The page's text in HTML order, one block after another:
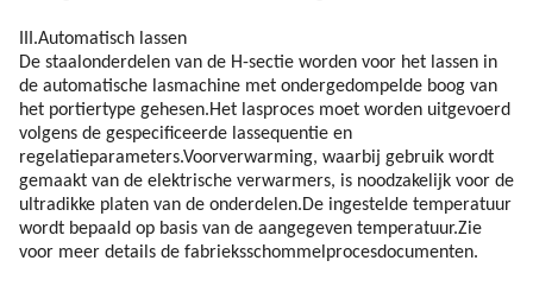
III.Automatisch lassen
De staalonderdelen van de H-sectie worden voor het lassen in
de automatische lasmachine met ondergedompelde boog van
het portiertype gehesen.Het lasproces moet worden uitgevoerd
volgens de gespecificeerde lassequentie en
regelatieparameters.Voorverwarming, waarbij gebruik wordt
gemaakt van de elektrische verwarmers, is noodzakelijk voor de
ultradikke platen van de onderdelen.De ingestelde temperatuur
wordt bepaald op basis van de aangegeven temperatuur.Zie
voor meer details de fabrieksschommelprocesdocumenten.